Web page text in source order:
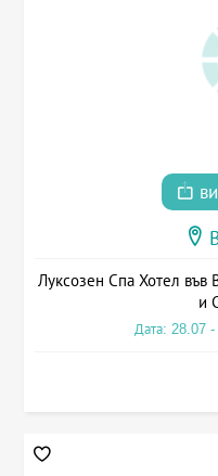
Луксозен Спа Хотел
и
Дата: 28.07